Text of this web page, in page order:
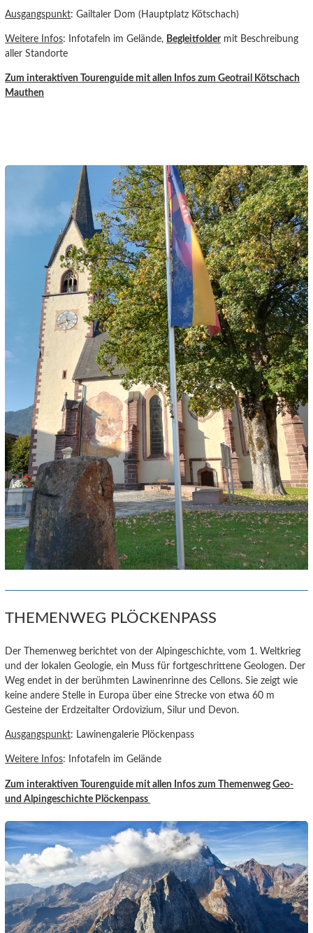
Ausgangspunkt: Gailtaler Dom (Hauptplatz Kötschach)
Weitere Infos: Infotafeln im Gelände, Begleitfoldermit Beschreibung
aller Standorte
Zum interaktiven Tourenguide mit allen Infos zum Geotrail Kötschach
Mauthen
THEMENWEG PLÖCKENPASS
Der Themenweg berichtet von der Alpingeschichte, vom 1. Weltkrieg
und der lokalen Geologie, ein Muss für fortgeschrittene Geologen. Der
Weg endet in der berühmten Lawinenrinne des Cellons. Sie zeigt wie
keine andere Stelle in Europa über eine Strecke von etwa 60 m
Gesteine der Erdzeitalter Ordovizium, Silur und Devon.
Ausgangspunkt: Lawinengalerie Plöckenpass
Weitere Infos: Infotafeln im Gelände
Zum interaktiven Tourenguide mit allen Infos zum Themenweg Geo-
und Alpingeschichte Plöckenpass